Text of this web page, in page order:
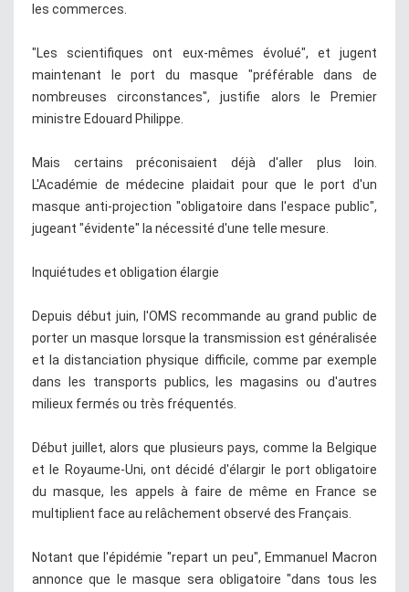
les commerces.
"Les scientifiques ont eux-mêmes évolué", et jugent
maintenant le port du masque "préférable dans de
nombreuses circonstances", justifie alors le Premier
ministre Edouard Philippe.
Mais certains préconisaient déjà d'aller plus loin.
L'Académie de médecine plaidait pour que le port d'un
masque anti-projection "obligatoire dans l'espace public",
jugeant "évidente" la nécessité d'une telle mesure.
Inquiétudes et obligation élargie
Depuis début juin, l'OMS recommande au grand public de
porter un masque lorsque la transmission est généralisée
et la distanciation physique difficile, comme par exemple
dans les transports publics, les magasins ou d'autres
milieux fermés ou très fréquentés.
Début juillet, alors que plusieurs pays, comme la Belgique
et le Royaume-Uni, ont décidé d'élargir le port obligatoire
du masque, les appels à faire de même en France se
multiplient face au relâchement observé des Français.
Notant que l'épidémie "repart un peu", Emmanuel Macron
annonce que le masque sera obligatoire "dans tous les